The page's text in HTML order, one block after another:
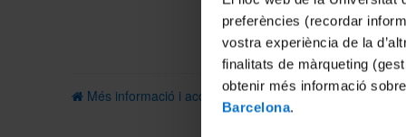
preferències (recordar
vostra experiència de la
finalitats de màrqueting
obtenir més informació
Barcelona.
Més informació i accés a l'aplicació